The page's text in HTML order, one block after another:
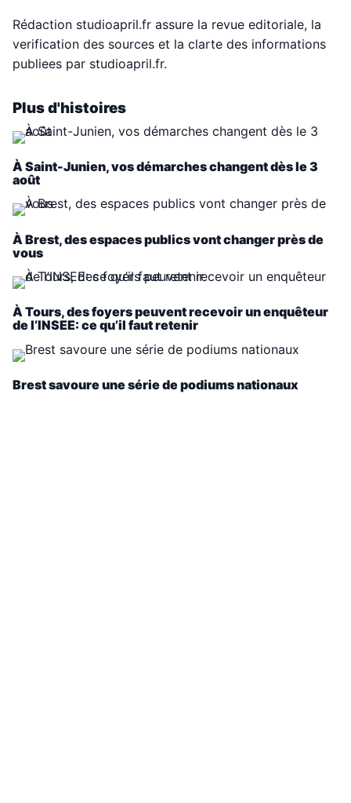
Rédaction studioapril.fr assure la revue editoriale, la
verification des sources et la clarte des informations
publiees par studioapril.fr.
Plus d'histoires
À Saint-Junien, vos démarches changent dès le 3
août
À Brest, des espaces publics vont changer près de
vous
À Tours, des foyers peuvent recevoir un enquêteur
de l’INSEE: ce qu’il faut retenir
Brest savoure une série de podiums nationaux